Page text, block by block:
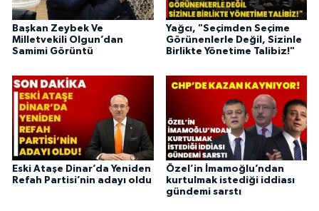
Başkan Zeybek Ve
Milletvekili Olgun’dan
Samimi Görüntü
Yağcı, "Seçimden Seçime
Görünenlerle Değil, Sizinle
Birlikte Yönetime Talibiz!"
Eski Ataşe Dinar’da Yeniden
Refah Partisi’nin adayı oldu
Özel’in İmamoğlu’ndan
kurtulmak istediği iddiası
gündemi sarstı